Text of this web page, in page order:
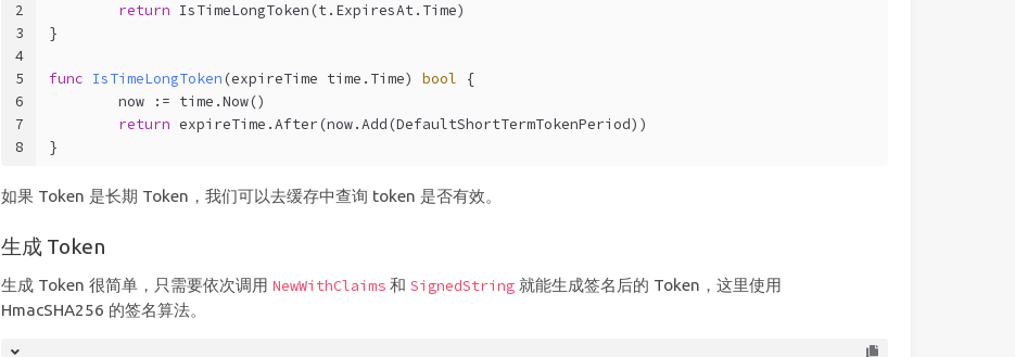
2
3
4
5
6
7
8
return IsTimeLongToken(t.ExpiresAt.Time)
}
func IsTimeLongToken (expireTime time.Time) bool {
	now := time.Now()
return expireTime.After(now.Add(DefaultShortTermTokenPeriod))
}
如果 Token 是长期 Token，我们可以去缓存中查询 token 是否有效。
生成 Token
生成 Token 很简单，只需要依次调用NewWithClaims 和SignedString 就能生成签名后的 Token，这里使用
HmacSHA256 的签名算法。